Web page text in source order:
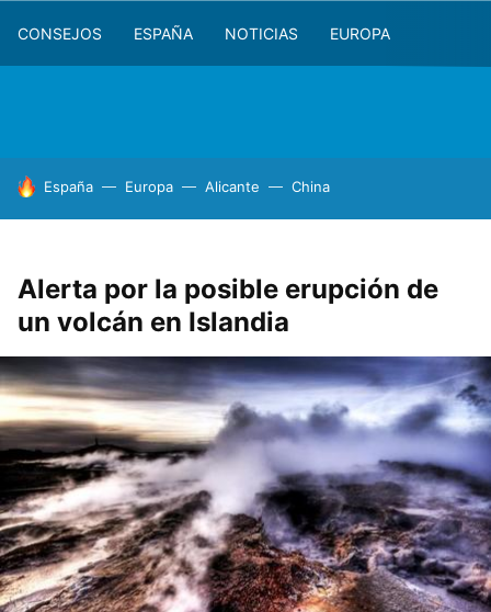
CONSEJOS ESPAÑA NOTICIAS EUROPA
HOY SE HABLA DE
España Europa Alicante China
Alerta por la posible erupción de
un volcán en Islandia